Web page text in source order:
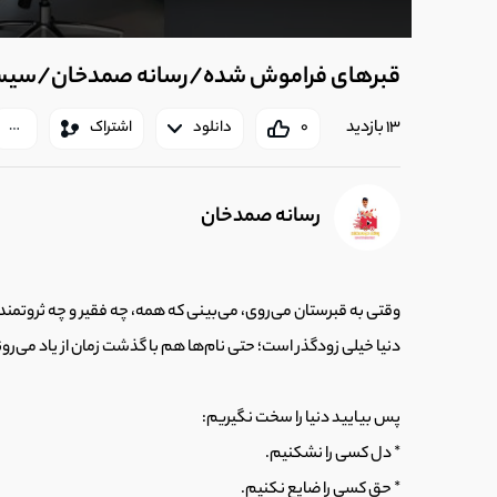
قبرهای فراموش شده/رسانه صمدخان/
0 دانلود اشتراک 13 بازدید
رسانه صمدخان
وقتی به قبرستان می‌روی، می‌بینی که همه، چه فقیر و چه
دنیا خیلی زودگذر است؛ حتی نام‌ها هم با گذشت زمان از یاد
پس بیایید دنیا را سخت نگیریم:
* دل کسی را نشکنیم.
* حق کسی را ضایع نکنیم.